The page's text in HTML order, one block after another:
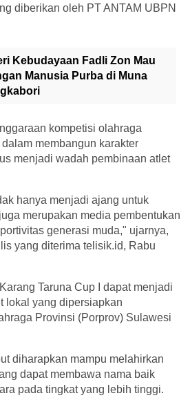
diberikan oleh PT ANTAM UBPN
Kebudayaan Fadli Zon Mau
Manusia Purba di Muna
kompetisi olahraga
membangun karakter
menjadi wadah pembinaan atlet
hanya menjadi ajang untuk
merupakan media pembentukan
generasi muda," ujarnya,
yang diterima telisik.id, Rabu
Taruna Cup I dapat menjadi
lokal yang dipersiapkan
Provinsi (Porprov) Sulawesi
diharapkan mampu melahirkan
dapat membawa nama baik
pada tingkat yang lebih tinggi.